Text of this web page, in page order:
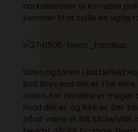
narkobaroner til korrupte
kommer til at spille en vigtig
Stilen og tonen i Battlefield
Bad Boys end det er The
orden. For Hardline er meget
hvad det er, og ikke er. Der
på at være et lidt klichefyldt